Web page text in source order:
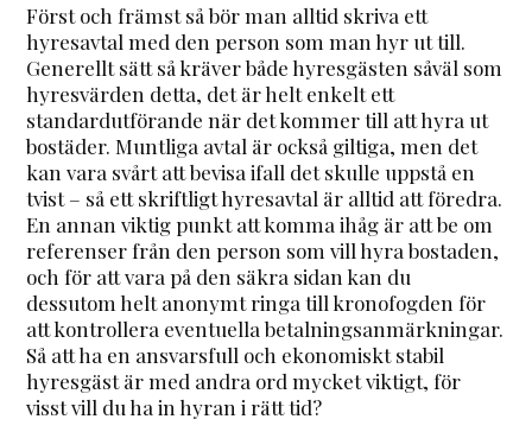
Först och främst så bör man alltid skriva ett
hyresavtal med den person som man hyr ut till.
Generellt sätt så kräver både hyresgästen såväl som
hyresvärden detta, det är helt enkelt ett
standardutförande när det kommer till att hyra ut
bostäder. Muntliga avtal är också giltiga, men det
kan vara svårt att bevisa ifall det skulle uppstå en
tvist – så ett skriftligt hyresavtal är alltid att föredra.
En annan viktig punkt att komma ihåg är att be om
referenser från den person som vill hyra bostaden,
och för att vara på den säkra sidan kan du
dessutom helt anonymt ringa till kronofogden för
att kontrollera eventuella betalningsanmärkningar.
Så att ha en ansvarsfull och ekonomiskt stabil
hyresgäst är med andra ord mycket viktigt, för
visst vill du ha in hyran i rätt tid?